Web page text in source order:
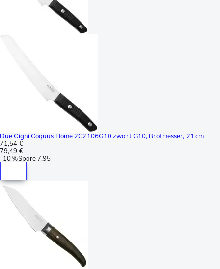
Due Cigni Coquus Home 2C2106G10 zwart G10, Brotmesser, 21 cm
71,54 €
79,49 €
-10 %Spare7,95